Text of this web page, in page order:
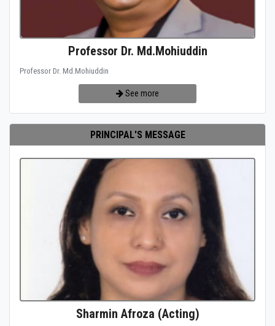
Professor Dr. Md.Mohiuddin
Professor Dr. Md.Mohiuddin
See more
PRINCIPAL'S MESSAGE
Sharmin Afroza (Acting)